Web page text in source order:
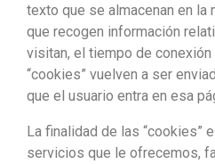
texto que se almacenan en la
que recogen información
visitan, el tiempo de conexión
“cookies” vuelven a ser
que el usuario entra en esa
La finalidad de las “cookies”
servicios que le ofrecemos,